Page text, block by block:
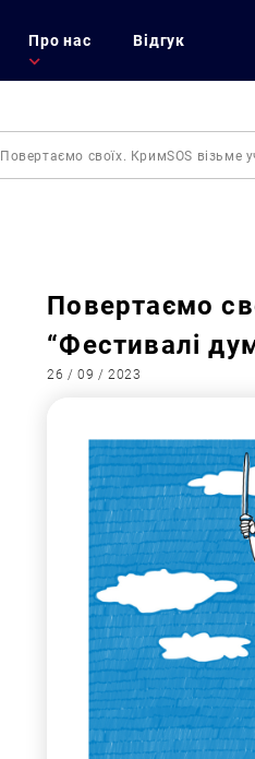
Про нас Відгук
Повертаємо своїх. КримSOS візьме
Повертаємо
“Фестивалі
26 / 09 / 2023